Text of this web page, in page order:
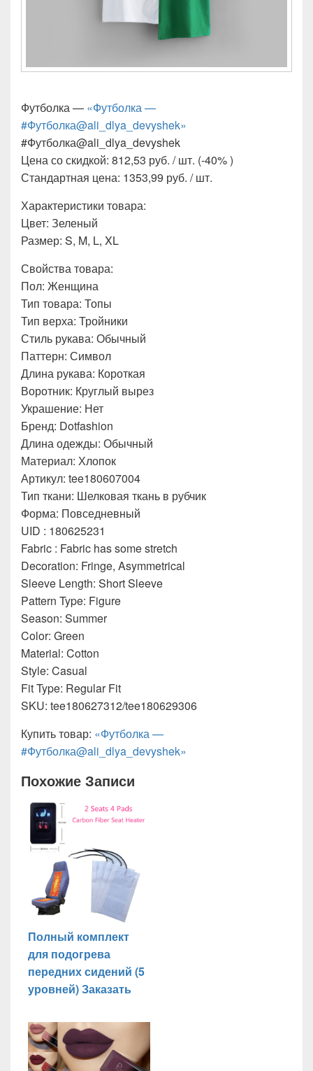
Футболка — «Футболка —
#Футболка@ali_dlya_devyshek»
#Футболка@ali_dlya_devyshek
Цена со скидкой: 812,53 руб. / шт. (-40% )
Стандартная цена: 1353,99 руб. / шт.
Характеристики товара:
Цвет: Зеленый
Размер: S, M, L, XL
Свойства товара:
Пол: Женщина
Тип товара: Топы
Тип верха: Тройники
Стиль рукава: Обычный
Паттерн: Символ
Длина рукава: Короткая
Воротник: Круглый вырез
Украшение: Нет
Бренд: Dotfashion
Длина одежды: Обычный
Материал: Хлопок
Артикул: tee180607004
Тип ткани: Шелковая ткань в рубчик
Форма: Повседневный
UID : 180625231
Fabric : Fabric has some stretch
Decoration: Fringe, Asymmetrical
Sleeve Length: Short Sleeve
Pattern Type: Figure
Season: Summer
Color: Green
Material: Cotton
Style: Casual
Fit Type: Regular Fit
SKU: tee180627312/tee180629306
Купить товар: «Футболка —
#Футболка@ali_dlya_devyshek»
Похожие Записи
Полный комплект
для подогрева
передних сидений (5
уровней) Заказать